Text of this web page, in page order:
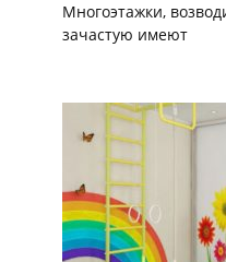
Многоэтажки,
зачастую имеют